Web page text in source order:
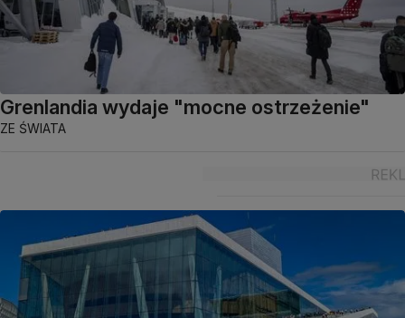
Grenlandia wydaje "mocne ostrzeżenie"
ZE ŚWIATA